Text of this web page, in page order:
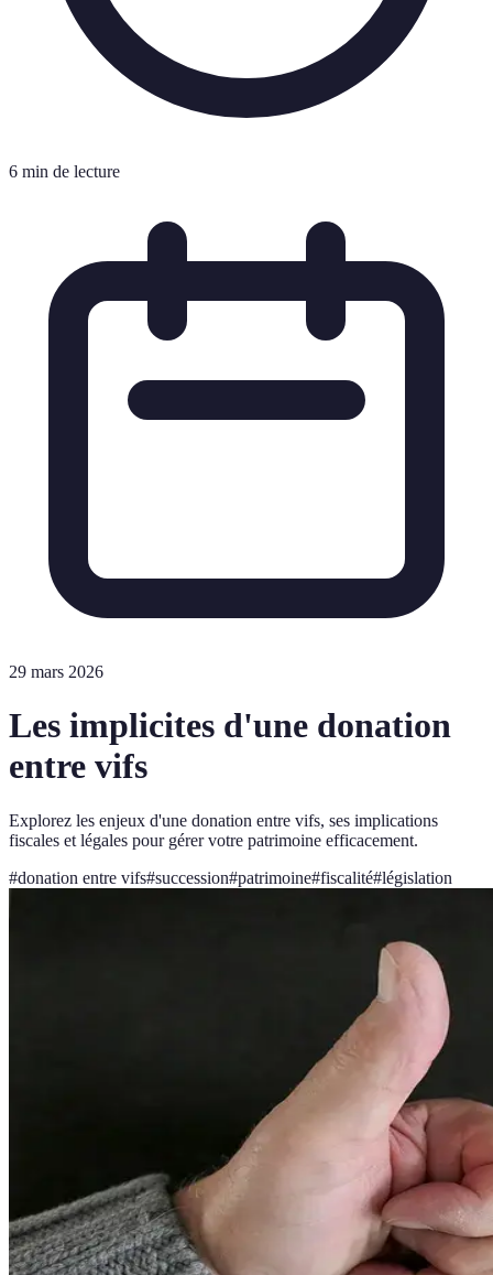
6 min de lecture
29 mars 2026
Les implicites d'une donation
entre vifs
Explorez les enjeux d'une donation entre vifs, ses implications
fiscales et légales pour gérer votre patrimoine efficacement.
#donation entre vifs#succession#patrimoine#fiscalité#législation